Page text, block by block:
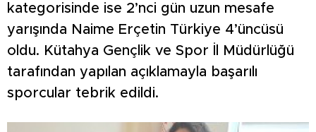
kategorisinde ise 2’nci gün uzun mesafe
yarışında Naime Erçetin Türkiye 4’üncüsü
oldu. Kütahya Gençlik ve Spor İl Müdürlüğü
tarafından yapılan açıklamayla başarılı
sporcular tebrik edildi.